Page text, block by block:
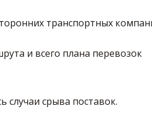
транспортных
и всего плана перевозок
случаи срыва поставок.